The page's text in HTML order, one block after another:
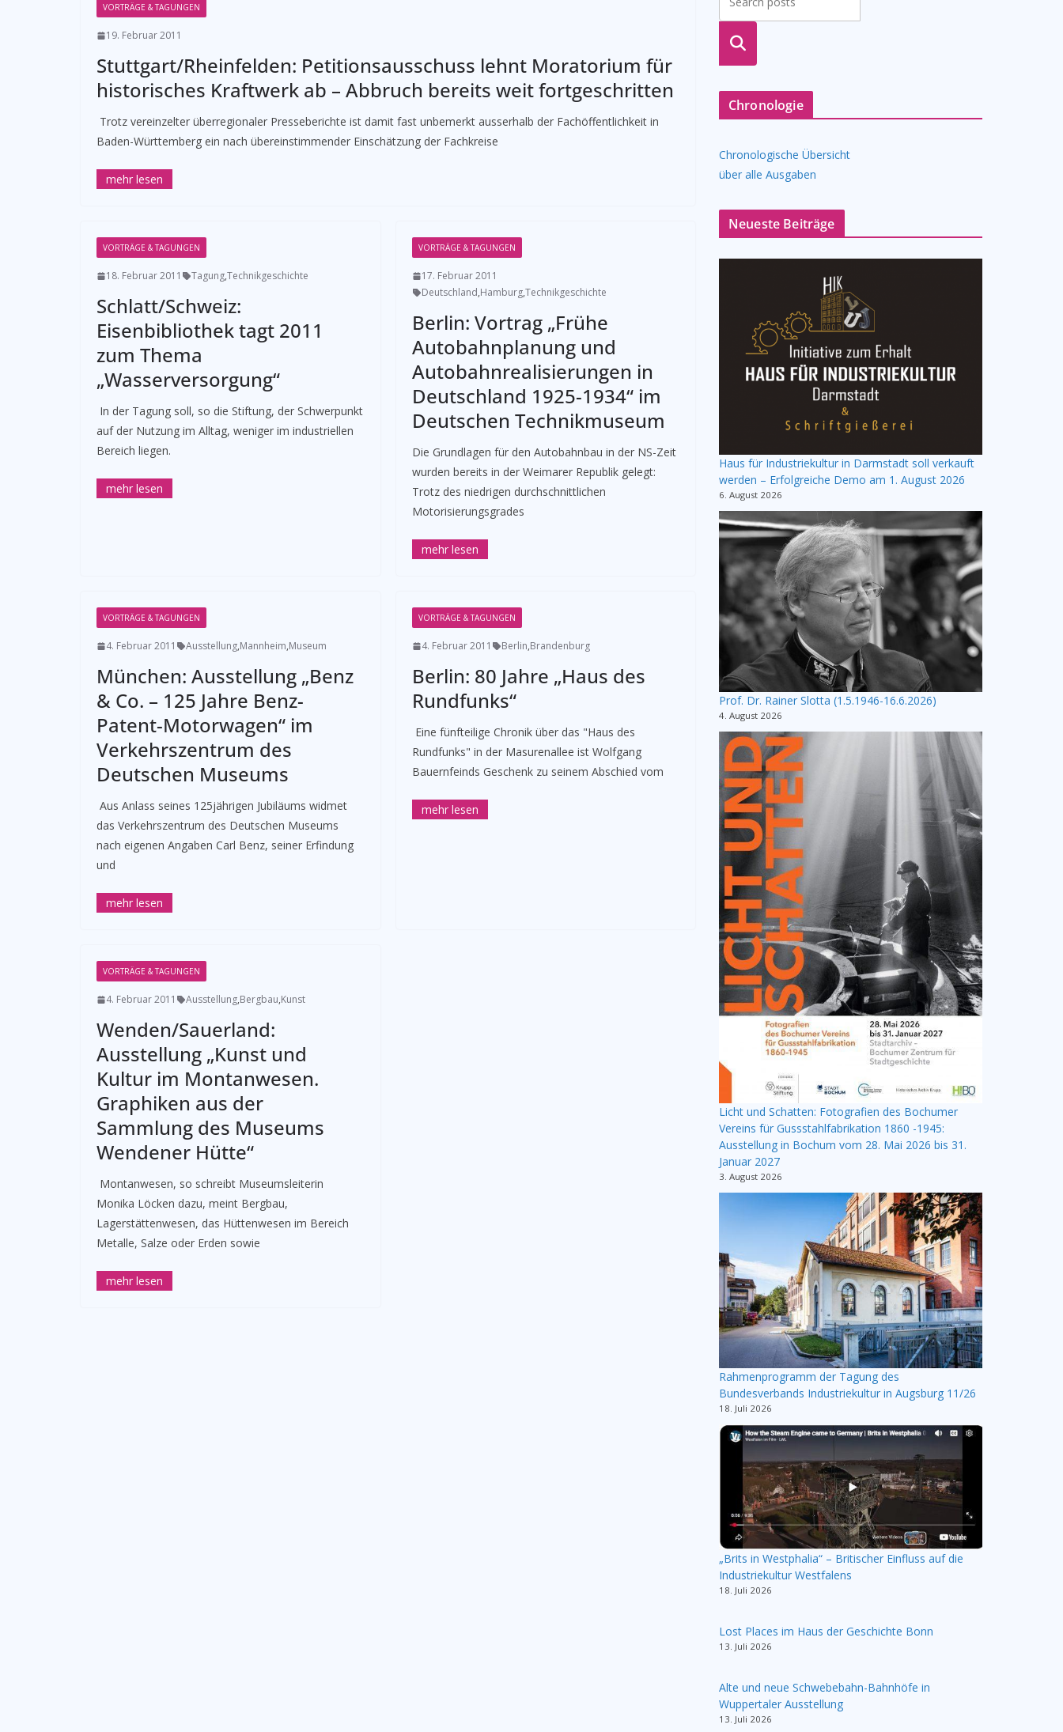
VORTRÄGE & TAGUNGEN
19. Februar 2011
Stuttgart/Rheinfelden: Petitionsausschuss lehnt Moratorium für
historisches Kraftwerk ab – Abbruch bereits weit fortgeschritten
­ Trotz vereinzelter überregionaler Presseberichte ist damit fast unbemerkt ausserhalb der Fachöffentlichkeit in
Baden-Württemberg ein nach übereinstimmender Einschätzung der Fachkreise
VORTRÄGE & TAGUNGEN
18. Februar 2011 Tagung,Technikgeschichte
Schlatt/Schweiz:
Eisenbibliothek tagt 2011
zum Thema
„Wasserversorgung“
­ In der Tagung soll, so die Stiftung, der Schwerpunkt
auf der Nutzung im Alltag, weniger im industriellen
Bereich liegen.
VORTRÄGE & TAGUNGEN
17. Februar 2011
Deutschland,Hamburg,Technikgeschichte
Berlin: Vortrag „Frühe
Autobahnplanung und
Autobahnrealisierungen in
Deutschland 1925-1934“ im
Deutschen Technikmuseum
­Die Grundlagen für den Autobahnbau in der NS-Zeit
wurden bereits in der Weimarer Republik gelegt:
Trotz des niedrigen durchschnittlichen
Motorisierungsgrades
VORTRÄGE & TAGUNGEN
4. Februar 2011 Ausstellung,Mannheim,Museum
München: Ausstellung „Benz
& Co. – 125 Jahre Benz-
Patent-Motorwagen“ im
Verkehrszentrum des
Deutschen Museums
­ Aus Anlass seines 125jährigen Jubiläums widmet
das Verkehrszentrum des Deutschen Museums
nach eigenen Angaben Carl Benz, seiner Erfindung
und
VORTRÄGE & TAGUNGEN
4. Februar 2011 Berlin,Brandenburg
Berlin: 80 Jahre „Haus des
Rundfunks“
­ Eine fünfteilige Chronik über das "Haus des
Rundfunks" in der Masurenallee ist Wolfgang
Bauernfeinds Geschenk zu seinem Abschied vom
VORTRÄGE & TAGUNGEN
4. Februar 2011 Ausstellung,Bergbau,Kunst
Wenden/Sauerland:
Ausstellung „Kunst und
Kultur im Montanwesen.
Graphiken aus der
Sammlung des Museums
Wendener Hütte“
­ Montanwesen, so schreibt Museumsleiterin
Monika Löcken dazu, meint Bergbau,
Lagerstättenwesen, das Hüttenwesen im Bereich
Metalle, Salze oder Erden sowie
suche
Chronologie
Chronologische Übersicht
über alle Ausgaben
Neueste Beiträge
Haus für Industriekultur in Darmstadt soll verkauft
werden – Erfolgreiche Demo am 1. August 2026
6. August 2026
Prof. Dr. Rainer Slotta (1.5.1946-16.6.2026)
4. August 2026
Licht und Schatten: Fotografien des Bochumer
Vereins für Gussstahlfabrikation 1860 -1945:
Ausstellung in Bochum vom 28. Mai 2026 bis 31.
Januar 2027
3. August 2026
Rahmenprogramm der Tagung des
Bundesverbands Industriekultur in Augsburg 11/26
18. Juli 2026
„Brits in Westphalia“ – Britischer Einfluss auf die
Industriekultur Westfalens
18. Juli 2026
Lost Places im Haus der Geschichte Bonn
13. Juli 2026
Alte und neue Schwebebahn-Bahnhöfe in
Wuppertaler Ausstellung
13. Juli 2026